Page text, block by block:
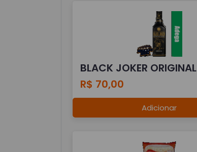
BLACK JOKER ORIGINAL
R$ 70,00
Adicionar